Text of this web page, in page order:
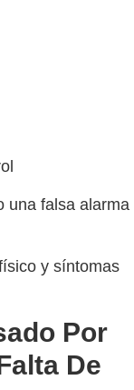
una falsa alarma
y síntomas
Por
De